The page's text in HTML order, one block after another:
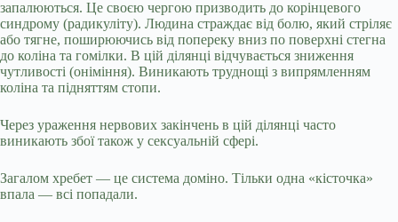
запалюються. Це своєю чергою призводить до корінцевого
синдрому (радикуліту). Людина страждає від болю, який стріляє
або тягне, поширюючись від попереку вниз по поверхні стегна
до коліна та гомілки. В цій ділянці відчувається зниження
чутливості (оніміння). Виникають труднощі з випрямленням
коліна та підняттям стопи.
Через ураження нервових закінчень в цій ділянці часто
виникають збої також у сексуальній сфері.
Загалом хребет — це система доміно. Тільки одна «кісточка»
впала — всі попадали.